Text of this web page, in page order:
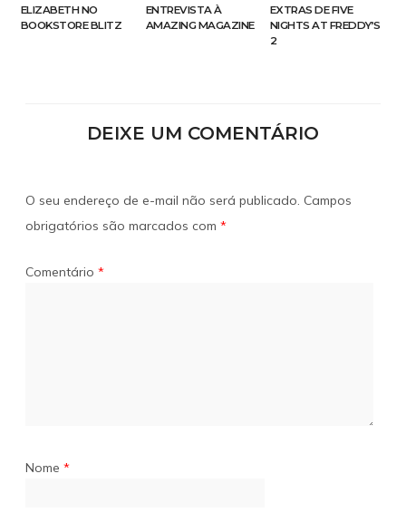
ELIZABETH NO
BOOKSTORE BLITZ
ENTREVISTA À
AMAZING MAGAZINE
EXTRAS DE FIVE
NIGHTS AT FREDDY’S
2
DEIXE UM COMENTÁRIO
O seu endereço de e-mail não será publicado. Campos
obrigatórios são marcados com *
Comentário *
Nome *